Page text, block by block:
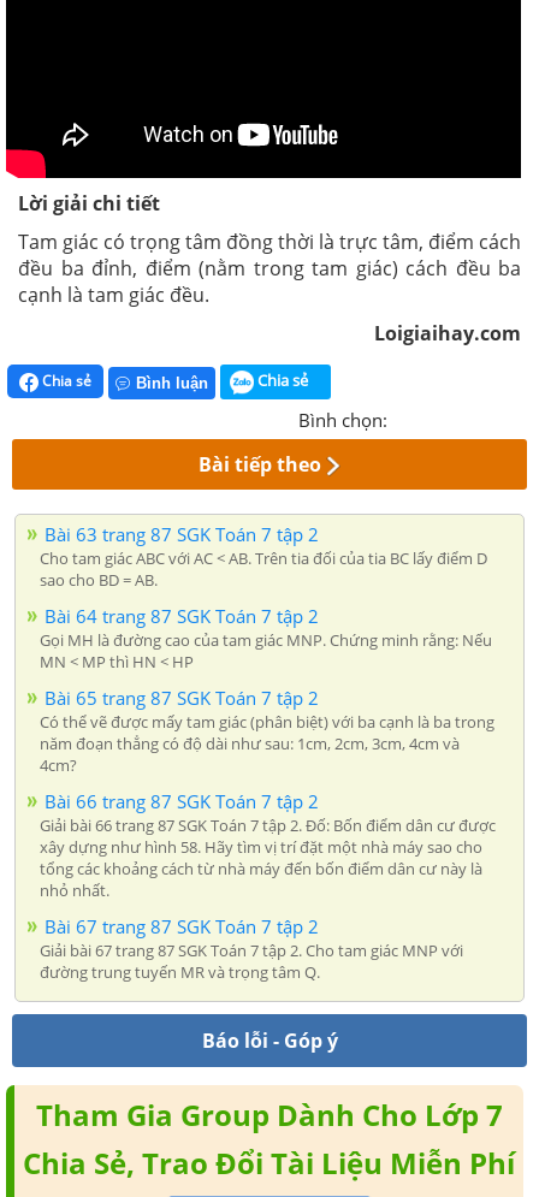
Lời giải chi tiết
Tam giác có trọng tâm đồng thời là trực tâm, điểm cách
đều ba đỉnh, điểm (nằm trong tam giác) cách đều ba
cạnh là tam giác đều.
Loigiaihay.com
Chia sẻ Bình luận Chia sẻ
Bình chọn:
Bài tiếp theo
Bài 63 trang 87 SGK Toán 7 tập 2
Cho tam giác ABC với AC < AB. Trên tia đối của tia BC lấy điểm D
sao cho BD = AB.
Bài 64 trang 87 SGK Toán 7 tập 2
Gọi MH là đường cao của tam giác MNP. Chứng minh rằng: Nếu
MN < MP thì HN < HP
Bài 65 trang 87 SGK Toán 7 tập 2
Có thể vẽ được mấy tam giác (phân biệt) với ba cạnh là ba trong
năm đoạn thẳng có độ dài như sau: 1cm, 2cm, 3cm, 4cm và
4cm?
Bài 66 trang 87 SGK Toán 7 tập 2
Giải bài 66 trang 87 SGK Toán 7 tập 2. Đố: Bốn điểm dân cư được
xây dựng như hình 58. Hãy tìm vị trí đặt một nhà máy sao cho
tổng các khoảng cách từ nhà máy đến bốn điểm dân cư này là
nhỏ nhất.
Bài 67 trang 87 SGK Toán 7 tập 2
Giải bài 67 trang 87 SGK Toán 7 tập 2. Cho tam giác MNP với
đường trung tuyến MR và trọng tâm Q.
Báo lỗi - Góp ý
Tham Gia Group Dành Cho Lớp 7
Chia Sẻ, Trao Đổi Tài Liệu Miễn Phí